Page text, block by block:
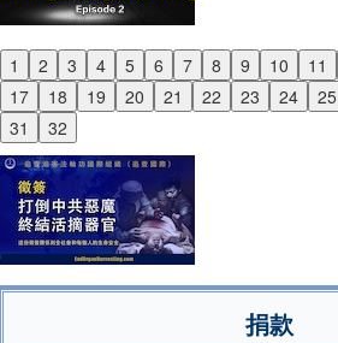
1 2 3 4 5 6 7 8 9 10 11
17
18 19 20 21 22 23 24 25
31
32
Previous
Next
捐款